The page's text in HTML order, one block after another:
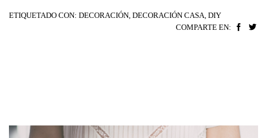
ETIQUETADO CON: DECORACIÓN, DECORACIÓN CASA, DIY
COMPARTE EN: